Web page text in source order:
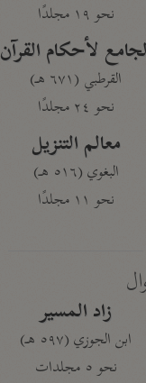
نحو ١٩ مجلدًا
لأحكام القرآن
القرطبي (٦٧١ هـ)
نحو ٢٤ مجلدًا
معالم التنزيل
البغوي (٥١٦ هـ)
نحو ١١ مجلدًا
زاد المسير
ابن الجوزي (٥٩٧ هـ)
نحو ٥ مجلدات